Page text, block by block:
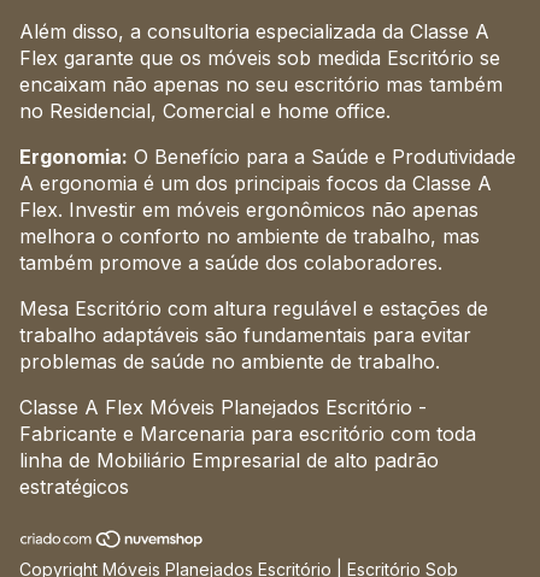
Além disso, a consultoria especializada da Classe A
Flex garante que os móveis sob medida Escritório se
encaixam não apenas no seu escritório mas também
no Residencial, Comercial e home office.
Ergonomia: O Benefício para a Saúde e Produtividade
A ergonomia é um dos principais focos da Classe A
Flex. Investir em móveis ergonômicos não apenas
melhora o conforto no ambiente de trabalho, mas
também promove a saúde dos colaboradores.
Mesa Escritório com altura regulável e estações de
trabalho adaptáveis são fundamentais para evitar
problemas de saúde no ambiente de trabalho.
Classe A Flex Móveis Planejados Escritório -
Fabricante e Marcenaria para escritório com toda
linha de Mobiliário Empresarial de alto padrão
estratégicos
Copyright Móveis Planejados Escritório | Escritório Sob